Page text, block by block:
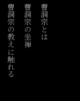
曹洞宗の教えに触れる 曹洞宗の坐禅 曹洞宗とは